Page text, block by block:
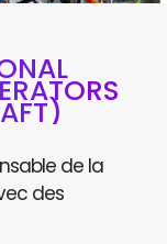
de la
des